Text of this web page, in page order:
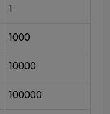
1
1000
10000
100000